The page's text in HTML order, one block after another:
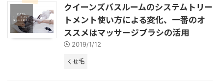
クイーンズバスルームのシステムトリー
トメント使い方による変化、一番のオ
ススメはマッサージブラシの活用
2019/1/12
くせ毛